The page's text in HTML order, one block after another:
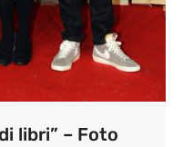
libri” – Foto